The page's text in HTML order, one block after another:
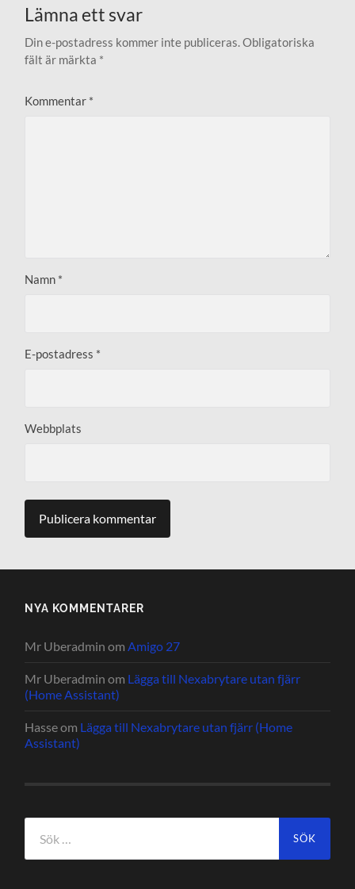
Lämna ett svar
Din e-postadress kommer inte publiceras. Obligatoriska
fält är märkta *
Kommentar *
Namn *
E-postadress *
Webbplats
NYA KOMMENTARER
Mr Uberadmin omAmigo 27
Mr Uberadmin om Lägga till Nexabrytare utan fjärr
(Home Assistant)
Hasseom Lägga till Nexabrytare utan fjärr (Home
Assistant)
efter: